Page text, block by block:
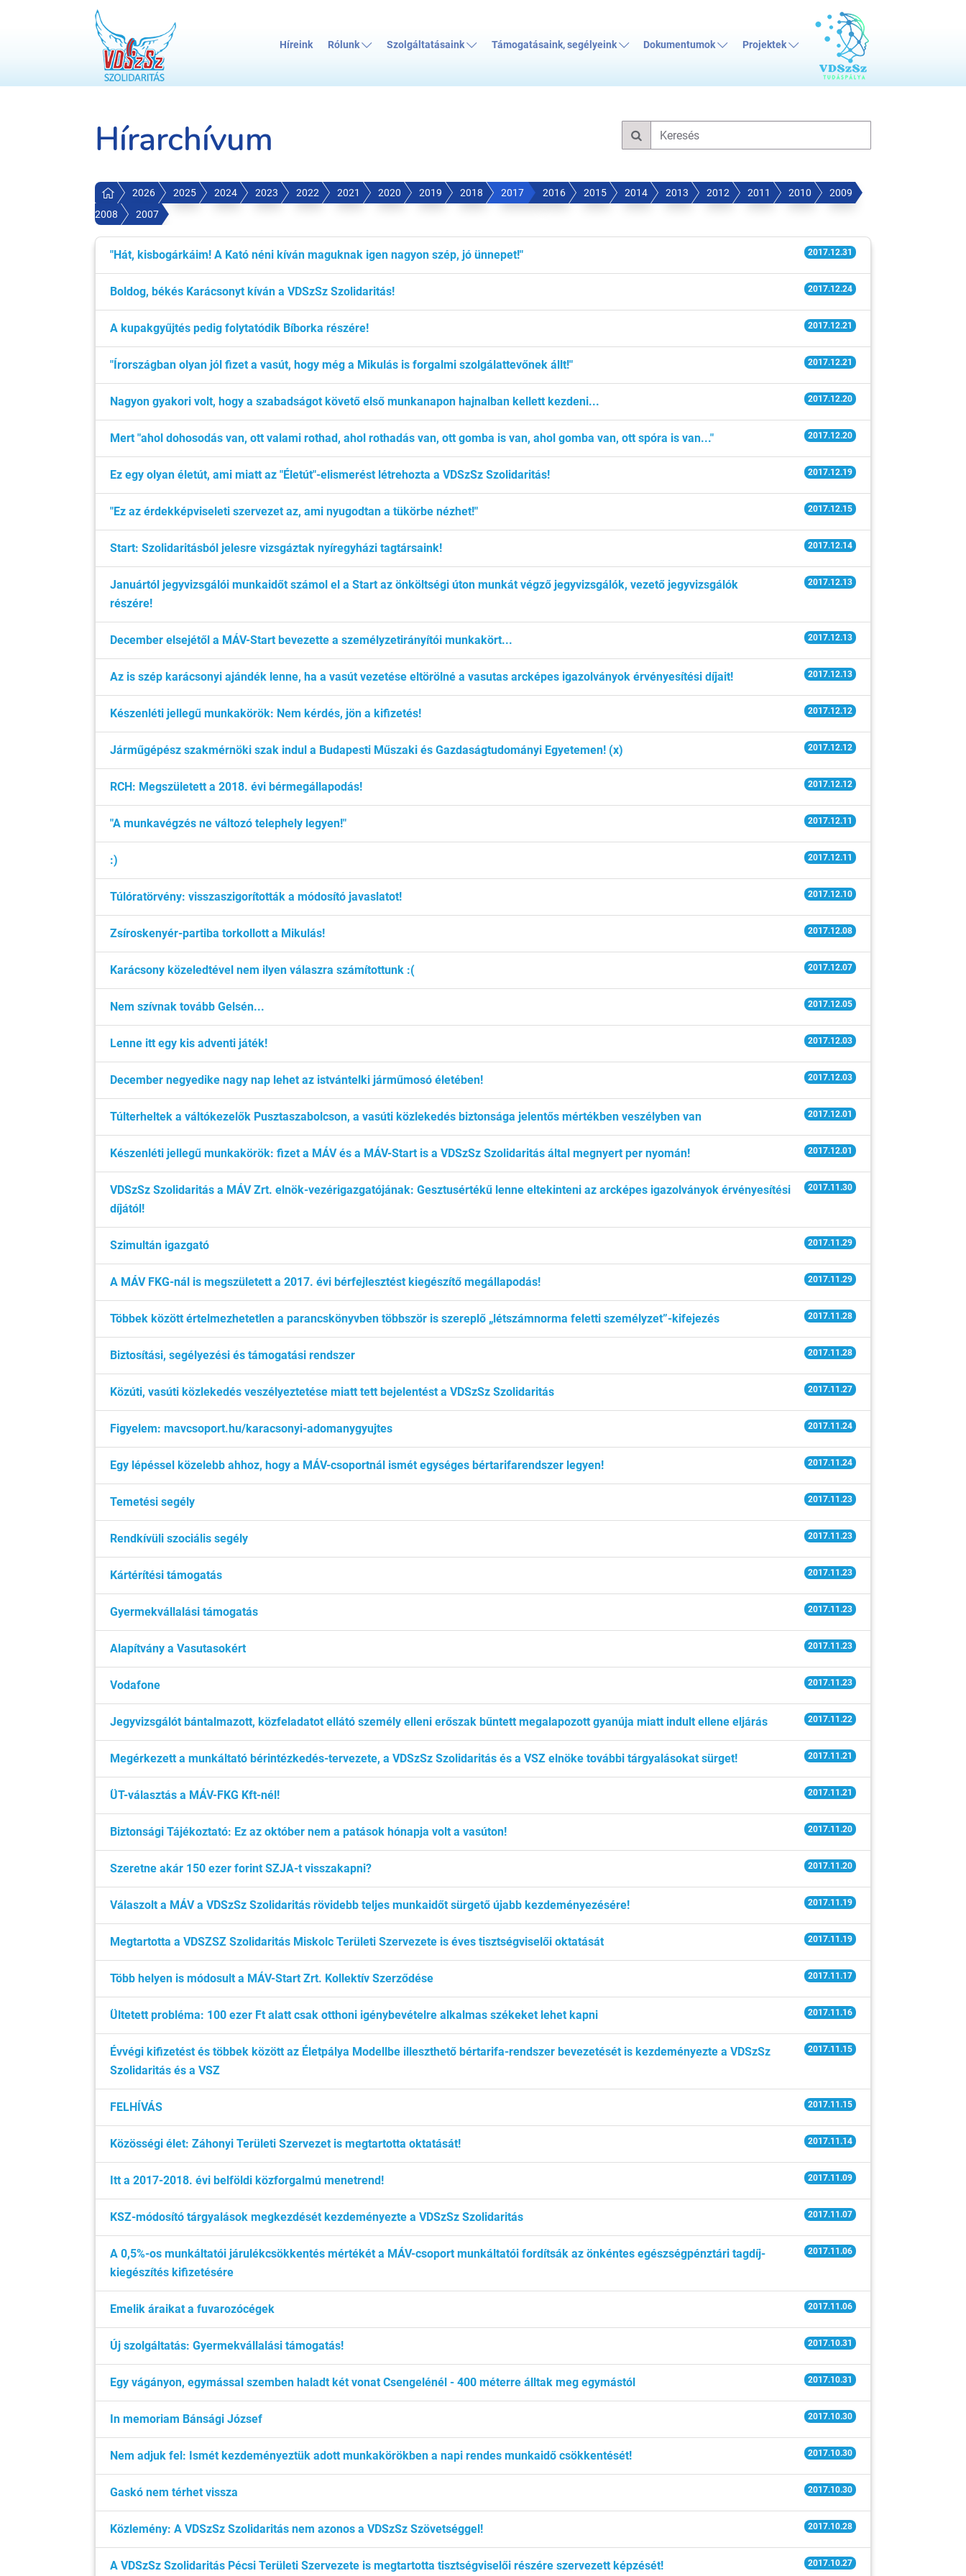
Híreink Rólunk Szolgáltatásaink Támogatásaink, segélyeink Dokumentumok Projektek
Hírarchívum
2026 2025 2024 2023 2022 2021 2020 2019 2018 2017 2016 2015 2014 2013 2012 2011 2010
2009
2008
2007
2017.12.31
"Hát, kisbogárkáim! A Kató néni kíván maguknak igen nagyon szép, jó ünnepet!"
2017.12.24
Boldog, békés Karácsonyt kíván a VDSzSz Szolidaritás!
2017.12.21
A kupakgyűjtés pedig folytatódik Bíborka részére!
2017.12.21
"Írországban olyan jól fizet a vasút, hogy még a Mikulás is forgalmi szolgálattevőnek állt!"
2017.12.20
Nagyon gyakori volt, hogy a szabadságot követő első munkanapon hajnalban kellett kezdeni...
2017.12.20
Mert "ahol dohosodás van, ott valami rothad, ahol rothadás van, ott gomba is van, ahol gomba van, ott spóra is van..."
2017.12.19
Ez egy olyan életút, ami miatt az "Életút"-elismerést létrehozta a VDSzSz Szolidaritás!
2017.12.15
"Ez az érdekképviseleti szervezet az, ami nyugodtan a tükörbe nézhet!"
2017.12.14
Start: Szolidaritásból jelesre vizsgáztak nyíregyházi tagtársaink!
2017.12.13
Januártól jegyvizsgálói munkaidőt számol el a Start az önköltségi úton munkát végző jegyvizsgálók, vezető jegyvizsgálók
részére!
2017.12.13
December elsejétől a MÁV-Start bevezette a személyzetirányítói munkakört...
2017.12.13
Az is szép karácsonyi ajándék lenne, ha a vasút vezetése eltörölné a vasutas arcképes igazolványok érvényesítési díjait!
2017.12.12
Készenléti jellegű munkakörök: Nem kérdés, jön a kifizetés!
2017.12.12
Járműgépész szakmérnöki szak indul a Budapesti Műszaki és Gazdaságtudományi Egyetemen! (x)
2017.12.12
RCH: Megszületett a 2018. évi bérmegállapodás!
2017.12.11
"A munkavégzés ne változó telephely legyen!"
2017.12.11
:)
2017.12.10
Túlóratörvény: visszaszigorították a módosító javaslatot!
2017.12.08
Zsíroskenyér-partiba torkollott a Mikulás!
2017.12.07
Karácsony közeledtével nem ilyen válaszra számítottunk :(
2017.12.05
Nem szívnak tovább Gelsén...
2017.12.03
Lenne itt egy kis adventi játék!
2017.12.03
December negyedike nagy nap lehet az istvántelki járműmosó életében!
2017.12.01
Túlterheltek a váltókezelők Pusztaszabolcson, a vasúti közlekedés biztonsága jelentős mértékben veszélyben van
2017.12.01
Készenléti jellegű munkakörök: fizet a MÁV és a MÁV-Start is a VDSzSz Szolidaritás által megnyert per nyomán!
2017.11.30
VDSzSz Szolidaritás a MÁV Zrt. elnök-vezérigazgatójának: Gesztusértékű lenne eltekinteni az arcképes igazolványok érvényesítési
díjától!
2017.11.29
Szimultán igazgató
2017.11.29
A MÁV FKG-nál is megszületett a 2017. évi bérfejlesztést kiegészítő megállapodás!
2017.11.28
Többek között értelmezhetetlen a parancskönyvben többször is szereplő „létszámnorma feletti személyzet”-kifejezés
2017.11.28
Biztosítási, segélyezési és támogatási rendszer
2017.11.27
Közúti, vasúti közlekedés veszélyeztetése miatt tett bejelentést a VDSzSz Szolidaritás
2017.11.24
Figyelem: mavcsoport.hu/karacsonyi-adomanygyujtes
2017.11.24
Egy lépéssel közelebb ahhoz, hogy a MÁV-csoportnál ismét egységes bértarifarendszer legyen!
2017.11.23
Temetési segély
2017.11.23
Rendkívüli szociális segély
2017.11.23
Kártérítési támogatás
2017.11.23
Gyermekvállalási támogatás
2017.11.23
Alapítvány a Vasutasokért
2017.11.23
Vodafone
2017.11.22
Jegyvizsgálót bántalmazott, közfeladatot ellátó személy elleni erőszak bűntett megalapozott gyanúja miatt indult ellene eljárás
2017.11.21
Megérkezett a munkáltató bérintézkedés-tervezete, a VDSzSz Szolidaritás és a VSZ elnöke további tárgyalásokat sürget!
2017.11.21
ÜT-választás a MÁV-FKG Kft-nél!
2017.11.20
Biztonsági Tájékoztató: Ez az október nem a patások hónapja volt a vasúton!
2017.11.20
Szeretne akár 150 ezer forint SZJA-t visszakapni?
2017.11.19
Válaszolt a MÁV a VDSzSz Szolidaritás rövidebb teljes munkaidőt sürgető újabb kezdeményezésére!
2017.11.19
Megtartotta a VDSZSZ Szolidaritás Miskolc Területi Szervezete is éves tisztségviselői oktatását
2017.11.17
Több helyen is módosult a MÁV-Start Zrt. Kollektív Szerződése
2017.11.16
Ültetett probléma: 100 ezer Ft alatt csak otthoni igénybevételre alkalmas székeket lehet kapni
2017.11.15
Évvégi kifizetést és többek között az Életpálya Modellbe illeszthető bértarifa-rendszer bevezetését is kezdeményezte a VDSzSz
Szolidaritás és a VSZ
2017.11.15
FELHÍVÁS
2017.11.14
Közösségi élet: Záhonyi Területi Szervezet is megtartotta oktatását!
2017.11.09
Itt a 2017-2018. évi belföldi közforgalmú menetrend!
2017.11.07
KSZ-módosító tárgyalások megkezdését kezdeményezte a VDSzSz Szolidaritás
2017.11.06
A 0,5%-os munkáltatói járulékcsökkentés mértékét a MÁV-csoport munkáltatói fordítsák az önkéntes egészségpénztári tagdíj-
kiegészítés kifizetésére
2017.11.06
Emelik áraikat a fuvarozócégek
2017.10.31
Új szolgáltatás: Gyermekvállalási támogatás!
2017.10.31
Egy vágányon, egymással szemben haladt két vonat Csengelénél - 400 méterre álltak meg egymástól
2017.10.30
In memoriam Bánsági József
2017.10.30
Nem adjuk fel: Ismét kezdeményeztük adott munkakörökben a napi rendes munkaidő csökkentését!
2017.10.30
Gaskó nem térhet vissza
2017.10.28
Közlemény: A VDSzSz Szolidaritás nem azonos a VDSzSz Szövetséggel!
2017.10.27
A VDSzSz Szolidaritás Pécsi Területi Szervezete is megtartotta tisztségviselői részére szervezett képzését!